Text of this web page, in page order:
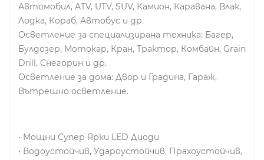
Автомобил, ATV, UTV, SUV, Камион, Каравана, Влак,
Лодка, Кораб, Автобус и др.
Осветление за специализирана техника: Багер,
Булдозер, Мотокар, Кран, Трактор, Комбайн, Grain
Drill, Снегорин и др.
Осветление за дома: Двор и Градина, Гараж,
Вътрешно осветление.
• Мощни Супер Ярки LED Диоди
• Водоустойчив, Удароустойчив, Прахоустойчив,